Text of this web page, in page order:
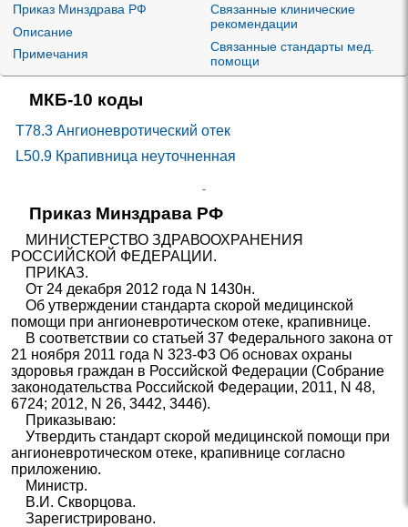
Приказ Минздрава РФ
Описание
Примечания
Связанные клинические
рекомендации
Связанные стандарты мед.
помощи
МКБ-10 коды
T78.3 Ангионевротический отек
L50.9 Крапивница неуточненная
Приказ Минздрава РФ
МИНИСТЕРСТВО ЗДРАВООХРАНЕНИЯ
РОССИЙСКОЙ ФЕДЕРАЦИИ.
ПРИКАЗ.
От 24 декабря 2012 года N 1430н.
Об утверждении стандарта скорой медицинской
помощи при ангионевротическом отеке, крапивнице.
В соответствии со статьей 37 Федерального закона от
21 ноября 2011 года N 323-Ф3 Об основах охраны
здоровья граждан в Российской Федерации (Собрание
законодательства Российской Федерации, 2011, N 48,
6724; 2012, N 26, 3442, 3446).
Приказываю:
Утвердить стандарт скорой медицинской помощи при
ангионевротическом отеке, крапивнице согласно
приложению.
Министр.
В.И. Скворцова.
Зарегистрировано.